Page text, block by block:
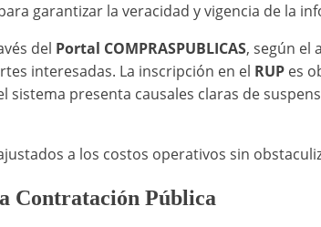
garantizar la veracidad y vigencia de la
del Portal COMPRASPUBLICAS, según el
interesadas. La inscripción en el RUP es
presenta causales claras de
a los costos operativos sin
Contratación Pública